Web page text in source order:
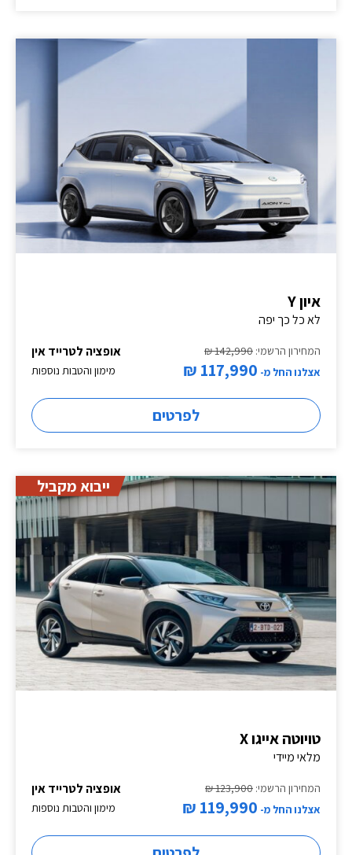
איון Y
לא כל כך יפה
אופציה לטרייד אין
המחירון הרשמי: 142,990 ₪
מימון והטבות נוספות
אצלנו החל מ- 117,990 ₪
לפרטים
ייבוא מקביל
טויוטה אייגו X
מלאי מיידי
אופציה לטרייד אין
המחירון הרשמי: 123,900 ₪
מימון והטבות נוספות
אצלנו החל מ- 119,990 ₪